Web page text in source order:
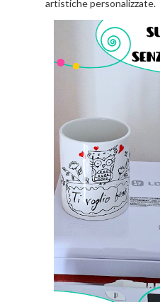
artistiche personalizzate.